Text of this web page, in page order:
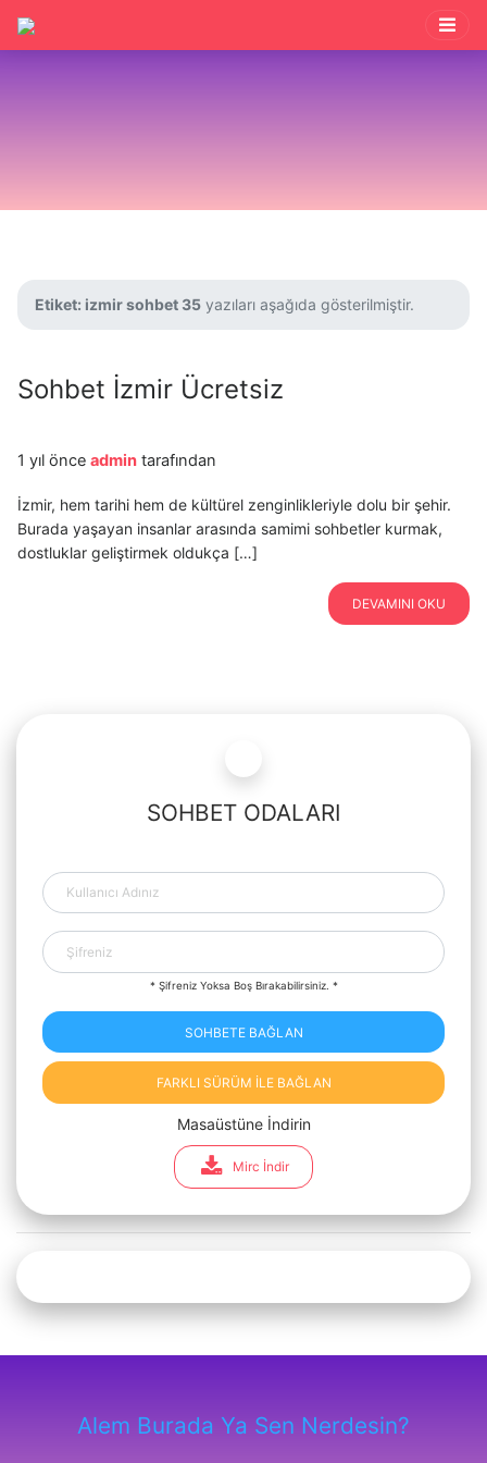
Etiket: izmir sohbet 35 yazıları aşağıda gösterilmiştir.
Sohbet İzmir Ücretsiz
1 yıl önce admin tarafından
İzmir, hem tarihi hem de kültürel zenginlikleriyle dolu bir şehir.
Burada yaşayan insanlar arasında samimi sohbetler kurmak,
dostluklar geliştirmek oldukça […]
DEVAMINI OKU
SOHBET ODALARI
* Şifreniz Yoksa Boş Bırakabilirsiniz. *
SOHBETE BAĞLAN
FARKLI SÜRÜM İLE BAĞLAN
Masaüstüne İndirin
Mirc İndir
Alem Burada Ya Sen Nerdesin?